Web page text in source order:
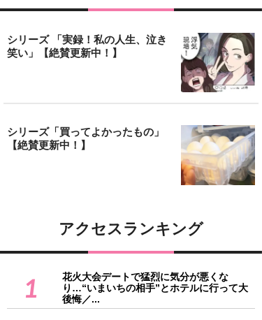
シリーズ 「実録！私の人生、泣き
笑い」【絶賛更新中！】
シリーズ「買ってよかったもの」
【絶賛更新中！】
アクセスランキング
1
花火大会デートで猛烈に気分が悪くな
り…“いまいちの相手”とホテルに行って大
後悔／...